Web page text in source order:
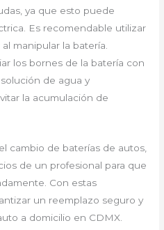
ya que esto puede
Es recomendable utilizar
manipular la batería.
los bornes de la batería con
de agua y
la acumulación de
cambio de baterías de autos,
de un profesional para que
Con estas
un reemplazo seguro y
a domicilio en CDMX.